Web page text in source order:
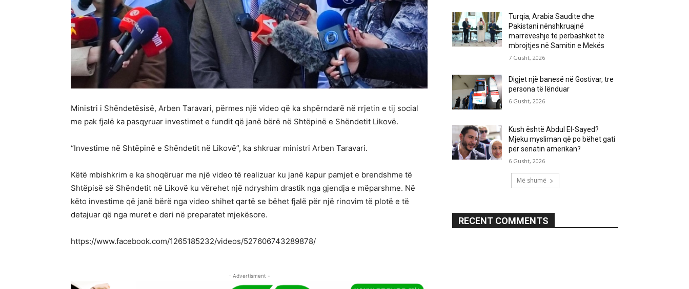
Ministri i Shëndetësisë, Arben Taravari, përmes një video që ka shpërndarë në rrjetin e tij social
me pak fjalë ka pasqyruar investimet e fundit që janë bërë në Shtëpinë e Shëndetit Likovë.
“Investime në Shtëpinë e Shëndetit në Likovë”, ka shkruar ministri Arben Taravari.
Këtë mbishkrim e ka shoqëruar me një video të realizuar ku janë kapur pamjet e brendshme të
Shtëpisë së Shëndetit në Likovë ku vërehet një ndryshim drastik nga gjendja e mëparshme. Në
këto investime që janë bërë nga video shihet qartë se bëhet fjalë për një rinovim të plotë e të
detajuar që nga muret e deri në preparatet mjekësore.
https://www.facebook.com/1265185232/videos/527606743289878/
- Advertisment -
Turqia, Arabia Saudite dhe
Pakistani nënshkruajnë
marrëveshje të përbashkët të
mbrojtjes në Samitin e Mekës
7 Gusht, 2026
Digjet një banesë në Gostivar, tre
persona të lënduar
6 Gusht, 2026
Kush është Abdul El-Sayed?
Mjeku mysliman që po bëhet gati
për senatin amerikan?
6 Gusht, 2026
Më shumë
RECENT COMMENTS